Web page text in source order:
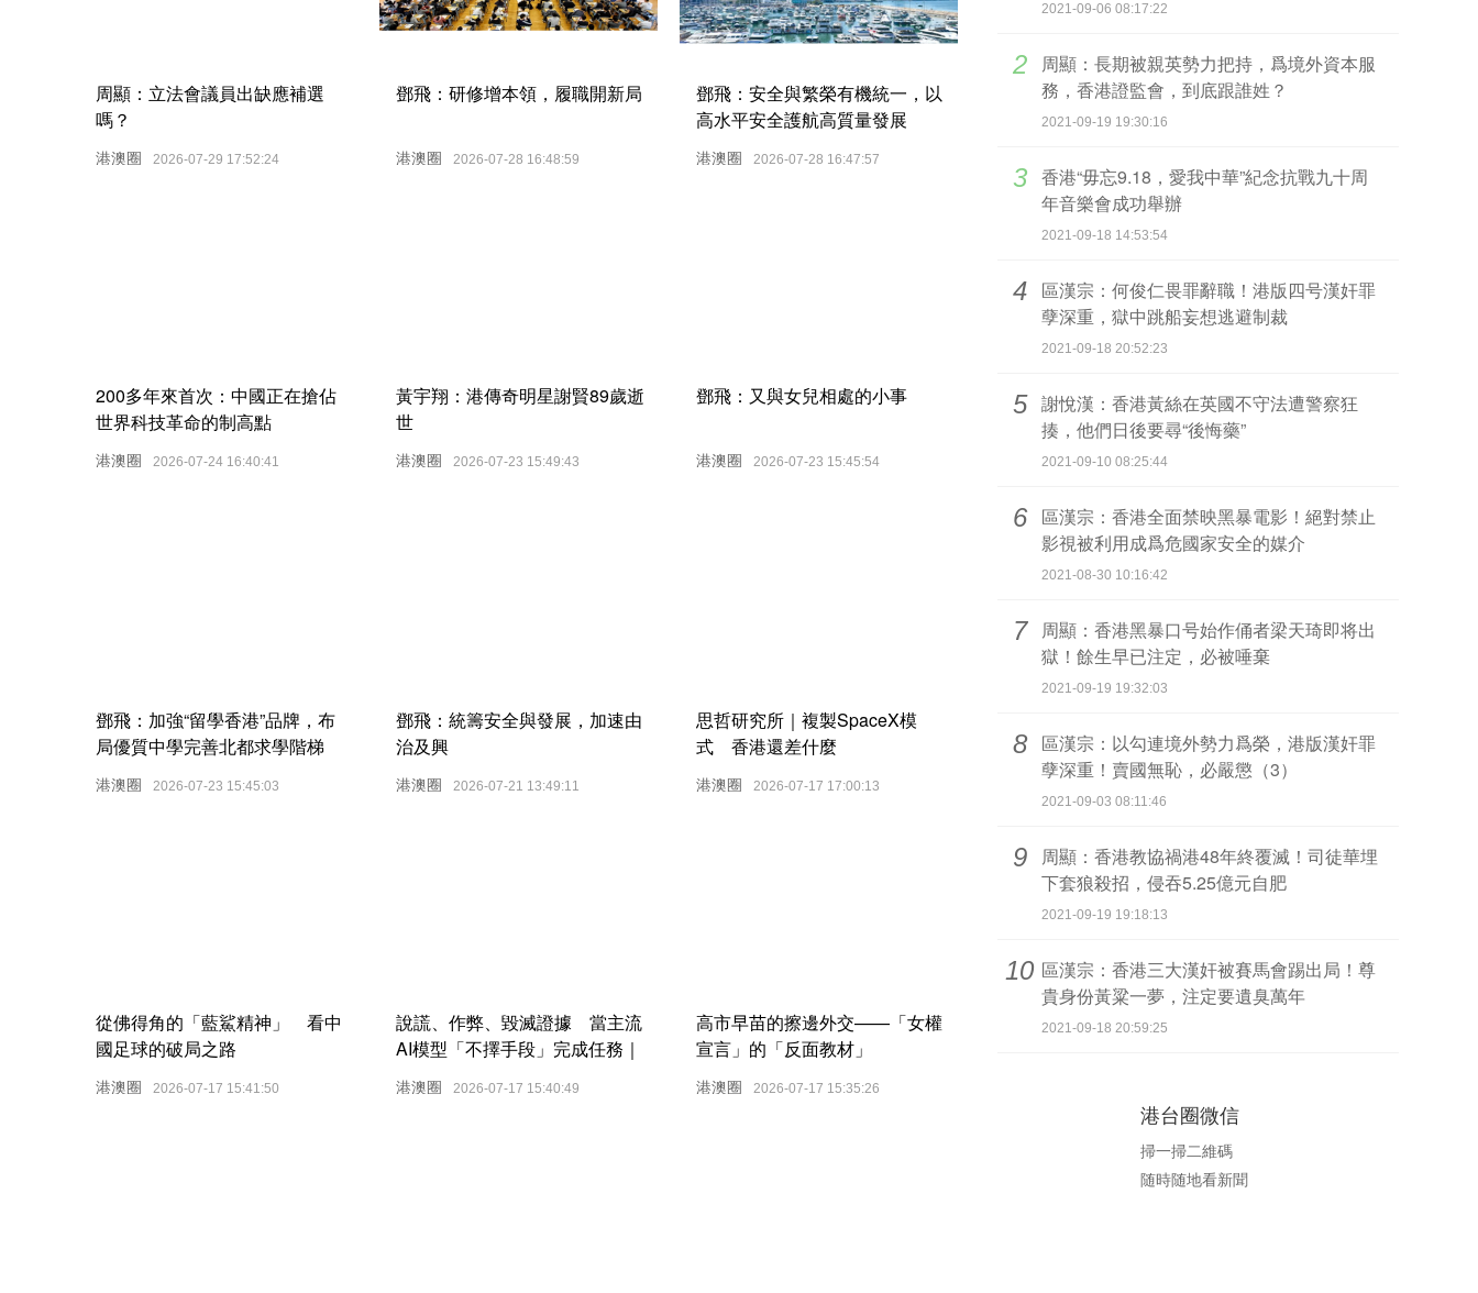
周顯：立法會議員出缺應補選
嗎？
港澳圈 2026-07-29 17:52:24
鄧飛：研修增本領，履職開新局
港澳圈 2026-07-28 16:48:59
鄧飛：安全與繁榮有機統一，以
高水平安全護航高質量發展
港澳圈 2026-07-28 16:47:57
200多年來首次：中國正在搶佔
世界科技革命的制高點
港澳圈 2026-07-24 16:40:41
黃宇翔：港傳奇明星謝賢89歲逝
世
港澳圈 2026-07-23 15:49:43
鄧飛：又與女兒相處的小事
港澳圈 2026-07-23 15:45:54
鄧飛：加強“留學香港”品牌，布
局優質中學完善北都求學階梯
港澳圈 2026-07-23 15:45:03
鄧飛：統籌安全與發展，加速由
治及興
港澳圈 2026-07-21 13:49:11
思哲研究所｜複製SpaceX模
式 香港還差什麼
港澳圈 2026-07-17 17:00:13
從佛得角的「藍鯊精神」 看中
國足球的破局之路
港澳圈 2026-07-17 15:41:50
說謊、作弊、毀滅證據 當主流
AI模型「不擇手段」完成任務｜
專欄
港澳圈 2026-07-17 15:40:49
高市早苗的擦邊外交——「女權
宣言」的「反面教材」
港澳圈 2026-07-17 15:35:26
2021-09-06 08:17:22
周顯：長期被親英勢力把持，爲境外資本服
務，香港證監會，到底跟誰姓？
2021-09-19 19:30:16
2
香港“毋忘9.18，愛我中華”紀念抗戰九十周
年音樂會成功舉辦
2021-09-18 14:53:54
3
區漢宗：何俊仁畏罪辭職！港版四号漢奸罪
孽深重，獄中跳船妄想逃避制裁
2021-09-18 20:52:23
4
謝悅漢：香港黃絲在英國不守法遭警察狂
揍，他們日後要尋“後悔藥”
2021-09-10 08:25:44
5
區漢宗：香港全面禁映黑暴電影！絕對禁止
影視被利用成爲危國家安全的媒介
2021-08-30 10:16:42
6
周顯：香港黑暴口号始作俑者梁天琦即将出
獄！餘生早已注定，必被唾棄
2021-09-19 19:32:03
7
區漢宗：以勾連境外勢力爲榮，港版漢奸罪
孽深重！賣國無恥，必嚴懲（3）
2021-09-03 08:11:46
8
周顯：香港教協禍港48年終覆滅！司徒華埋
下套狼殺招，侵吞5.25億元自肥
2021-09-19 19:18:13
9
區漢宗：香港三大漢奸被賽馬會踢出局！尊
貴身份黃粱一夢，注定要遺臭萬年
2021-09-18 20:59:25
10
港台圈微信
掃一掃二維碼
随時随地看新聞